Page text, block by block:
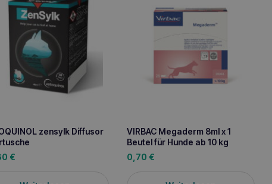
zensylk Diffusor
€
VIRBAC Megaderm 8ml x 1
Beutel für Hunde ab 10 kg
0,70 €